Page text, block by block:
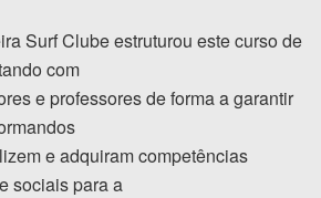
Surf Clube estruturou este curso de
com
e professores de forma a garantir
e adquiram competências
sociais para a